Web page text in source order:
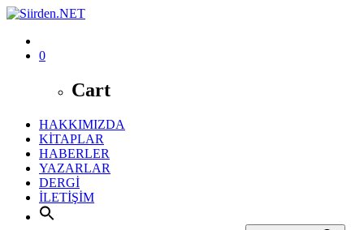
0
Cart
HAKKIMIZDA
KİTAPLAR
HABERLER
YAZARLAR
DERGİ
İLETİŞİM